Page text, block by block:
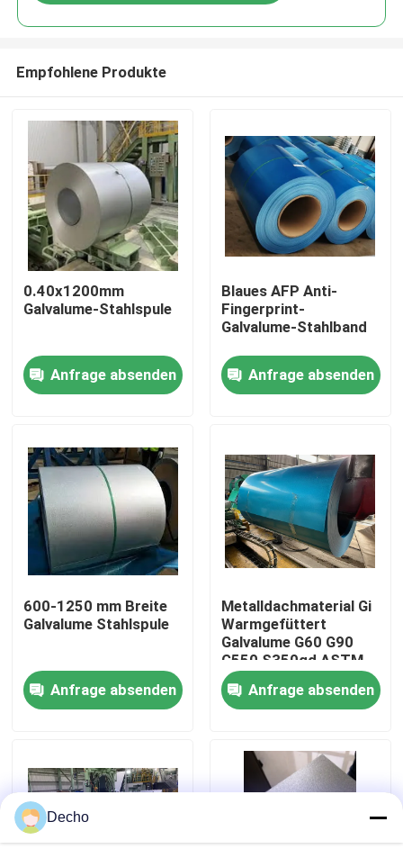
Produkte
Über uns
Werksbesichtigung
Qualitätskontrolle
Kontakt mit uns
Neuigkeiten
Bitte um ein Angebot
Farbbeschichtete Stahlspule
Empfohlene Produkte
0.40x1200mm
Galvalume-Stahlspule
Anfrage absenden
Blaues AFP Anti-
Fingerprint-
Galvalume-Stahlband
Anfrage absenden
600-1250 mm Breite
Galvalume Stahlspule
Anfrage absenden
Metalldachmaterial Gi
Warmgefüttert
Galvalume G60 G90
G550 S350gd ASTM
A653 Z275
Zinkbeschichtete
Spulen Dx51d Dx52D
Anfrage absenden
Decho